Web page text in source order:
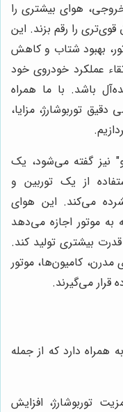
هوای بیشتری را
را رقم بزند. این
بهبود شتاب و کاهش
عملکرد خودروی خود
باشد. با ما همراه
توربوشارژ، مزایا،
نیز گفته می‌شود، یک
از یک توربین و
می‌کند. این هوای
موتور اجازه می‌دهد
بیشتری تولید کند.
مدرن، کامیون‌ها، موتور
قرار می‌گیرند.
همراه دارد که از جمله
توربوشارژ، افزایش